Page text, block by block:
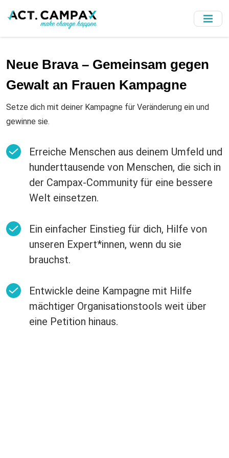
to
Neue Brava – Gemeinsam gegen
Gewalt an Frauen Kampagne
Setze dich mit deiner Kampagne für Veränderung ein und
gewinne sie.
Erreiche Menschen aus deinem Umfeld und
hunderttausende von Menschen, die sich in
der Campax-Community für eine bessere
Welt einsetzen.
Ein einfacher Einstieg für dich, Hilfe von
unseren Expert*innen, wenn du sie
brauchst.
Entwickle deine Kampagne mit Hilfe
mächtiger Organisationstools weit über
eine Petition hinaus.